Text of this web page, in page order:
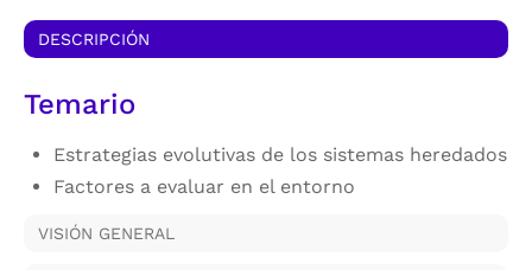
DESCRIPCIÓN
Temario
Estrategias evolutivas de los sistemas heredados
Factores a evaluar en el entorno
VISIÓN GENERAL